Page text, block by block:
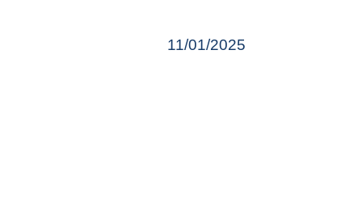
11/01/2025